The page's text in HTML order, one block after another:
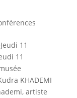
11
11
KHADEMI
artiste